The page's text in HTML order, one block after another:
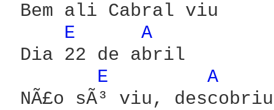
Bem ali Cabral viu
E
A
Dia 22 de abril
E
A
NÃ£o sÃ³ viu, descobriu